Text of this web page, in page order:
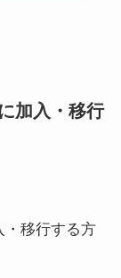
加入・移行
・移行する方